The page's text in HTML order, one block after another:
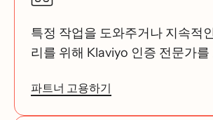
특정 작업을 도와주거나 지속적
리를 위해 Klaviyo 인증 전문가
파트너 고용하기